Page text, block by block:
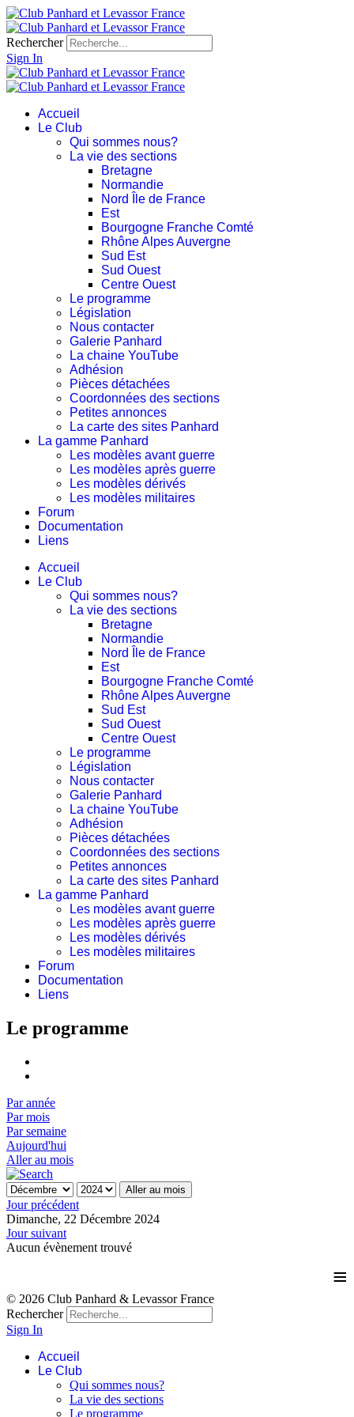
Rechercher
Sign In
Accueil
Le Club
Qui sommes nous?
La vie des sections
Bretagne
Normandie
Nord Île de France
Est
Bourgogne Franche Comté
Rhône Alpes Auvergne
Sud Est
Sud Ouest
Centre Ouest
Le programme
Législation
Nous contacter
Galerie Panhard
La chaine YouTube
Adhésion
Pièces détachées
Coordonnées des sections
Petites annonces
La carte des sites Panhard
La gamme Panhard
Les modèles avant guerre
Les modèles après guerre
Les modèles dérivés
Les modèles militaires
Forum
Documentation
Liens
Accueil
Le Club
Qui sommes nous?
La vie des sections
Bretagne
Normandie
Nord Île de France
Est
Bourgogne Franche Comté
Rhône Alpes Auvergne
Sud Est
Sud Ouest
Centre Ouest
Le programme
Législation
Nous contacter
Galerie Panhard
La chaine YouTube
Adhésion
Pièces détachées
Coordonnées des sections
Petites annonces
La carte des sites Panhard
La gamme Panhard
Les modèles avant guerre
Les modèles après guerre
Les modèles dérivés
Les modèles militaires
Forum
Documentation
Liens
Le programme
Par année
Par mois
Par semaine
Aujourd'hui
Aller au mois
Aller au mois
Jour précédent
Dimanche, 22 Décembre 2024
Jour suivant
Aucun évènement trouvé
≡
© 2026 Club Panhard & Levassor France
Rechercher
Sign In
Accueil
Le Club
Qui sommes nous?
La vie des sections
Le programme